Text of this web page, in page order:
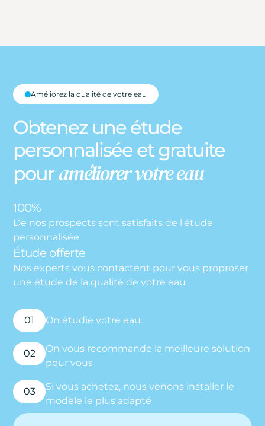
Améliorez la qualité de votre eau
Obtenez une étude
personnalisée et gratuite
pouraméliorer votre eau
100%
De nos prospects sont satisfaits de l'étude
personnalisée
Étude offerte
Nos experts vous contactent pour vous proproser
une étude de la qualité de votre eau
01 On étudie votre eau
02
On vous recommande la meilleure solution
pour vous
03
Si vous achetez, nous venons installer le
modèle le plus adapté